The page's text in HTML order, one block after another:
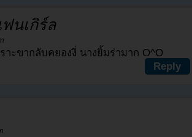
นเกิร์ล
าะขากลับคยองงี่ นางยิ้มร่ามาก O^O
Reply